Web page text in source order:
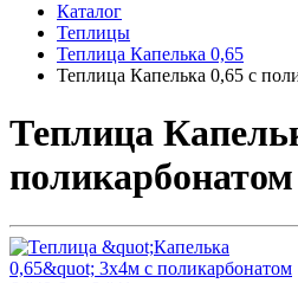
Каталог
Теплицы
Теплица Капелька 0,65
Теплица Капелька 0,65 с
Теплица